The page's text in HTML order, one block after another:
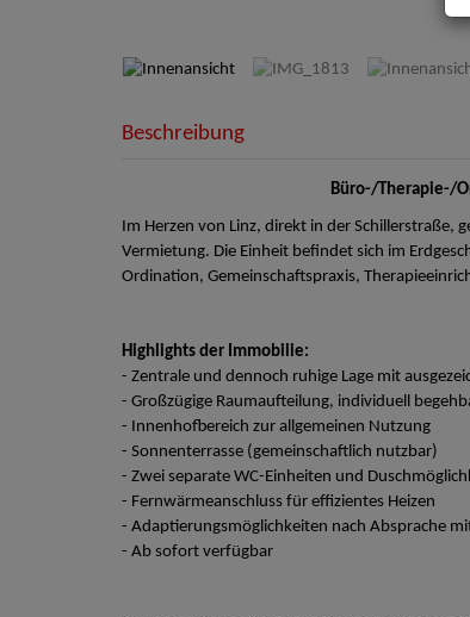
Beschreibung
Büro-/Therapie-/
Im Herzen von Linz, direkt in der Schillerstraße,
Vermietung. Die Einheit befindet sich im
Ordination, Gemeinschaftspraxis,
Highlights der Immobilie:
- Zentrale und dennoch ruhige Lage mit
- Großzügige Raumaufteilung, individuell
- Innenhofbereich zur allgemeinen Nutzung
- Sonnenterrasse (gemeinschaftlich nutzbar)
- Zwei separate WC-Einheiten und
- Fernwärmeanschluss für effizientes Heizen
- Adaptierungsmöglichkeiten nach Absprache
- Ab sofort verfügbar